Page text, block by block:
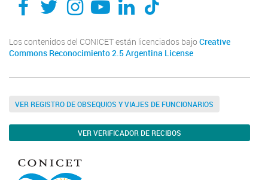
Los contenidos del CONICET están licenciados bajo Creative
Commons Reconocimiento 2.5 Argentina License
VER REGISTRO DE OBSEQUIOS Y VIAJES DE FUNCIONARIOS
VER VERIFICADOR DE RECIBOS